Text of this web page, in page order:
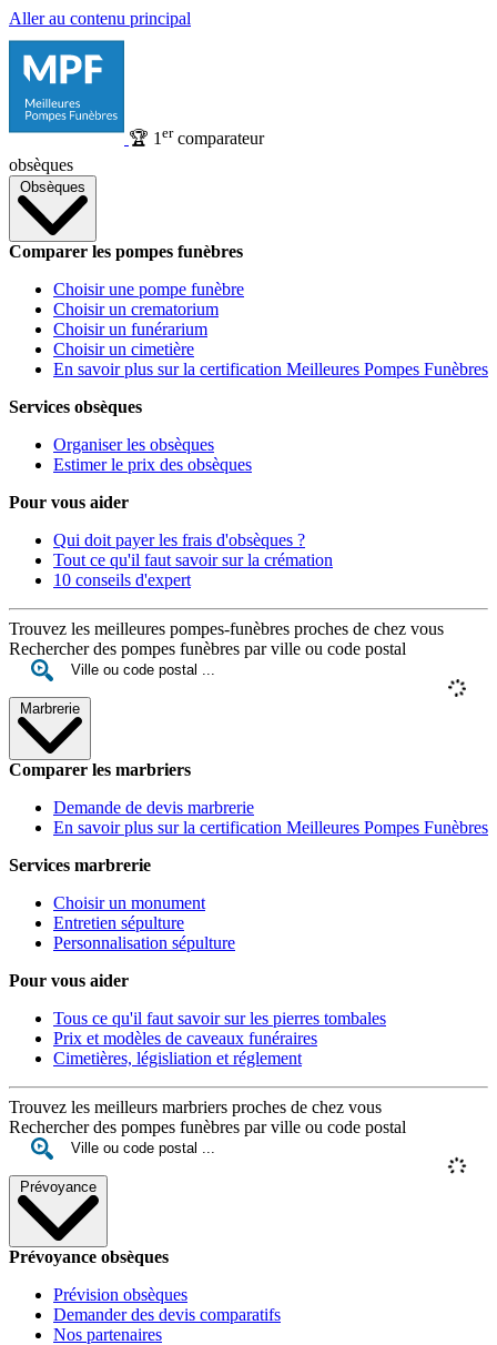
Aller au contenu principal
🏆 1 ercomparateur
obsèques
Obsèques
Comparer les pompes funèbres
Choisir une pompe funèbre
Choisir un crematorium
Choisir un funérarium
Choisir un cimetière
En savoir plus sur la certification Meilleures Pompes Funèbres
Services obsèques
Organiser les obsèques
Estimer le prix des obsèques
Pour vous aider
Qui doit payer les frais d'obsèques ?
Tout ce qu'il faut savoir sur la crémation
10 conseils d'expert
Trouvez les meilleures pompes-funèbres proches de chez vous
Rechercher des pompes funèbres par ville ou code postal
Marbrerie
Comparer les marbriers
Demande de devis marbrerie
En savoir plus sur la certification Meilleures Pompes Funèbres
Services marbrerie
Choisir un monument
Entretien sépulture
Personnalisation sépulture
Pour vous aider
Tous ce qu'il faut savoir sur les pierres tombales
Prix et modèles de caveaux funéraires
Cimetières, législiation et réglement
Trouvez les meilleurs marbriers proches de chez vous
Rechercher des pompes funèbres par ville ou code postal
Prévoyance
Prévoyance obsèques
Prévision obsèques
Demander des devis comparatifs
Nos partenaires